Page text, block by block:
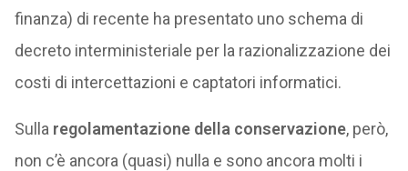
finanza) di recente ha presentato uno schema di
decreto interministeriale per la razionalizzazione dei
costi di intercettazioni e captatori informatici.
Sulla regolamentazione della conservazione, però,
non c’è ancora (quasi) nulla e sono ancora molti i